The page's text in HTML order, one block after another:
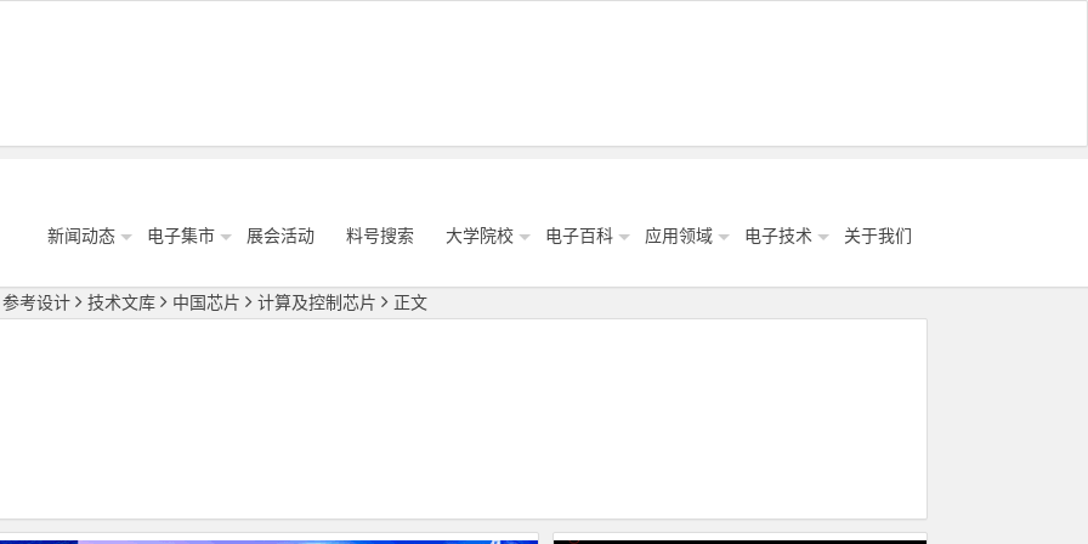
新闻动态 电子集市 展会活动 料号搜索 大学院校 电子百科 应用领域 电子技术 关于我们
参考设计 技术文库 中国芯片 计算及控制芯片 正文